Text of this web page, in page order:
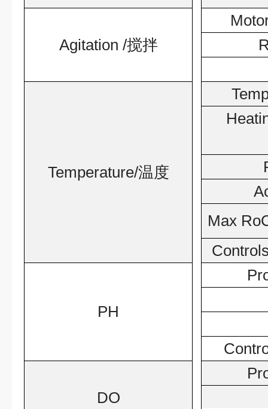
Agitation /搅拌
Temperature/温度
Max
PH
DO